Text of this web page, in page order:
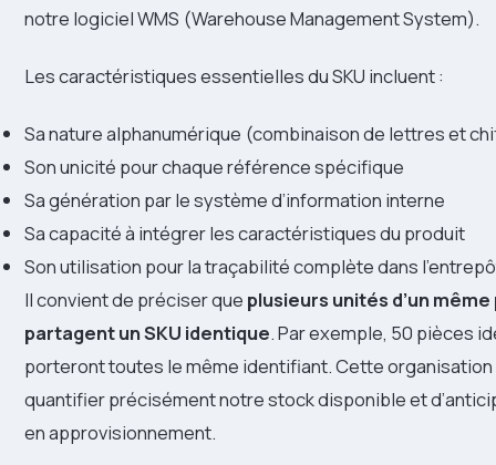
notre logiciel WMS (Warehouse Management System).
Les caractéristiques essentielles du SKU incluent :
Sa nature alphanumérique (combinaison de lettres et
Son unicité pour chaque référence spécifique
Sa génération par le système d’information interne
Sa capacité à intégrer les caractéristiques du produit
Son utilisation pour la traçabilité complète dans
Il convient de préciser que plusieurs unités d’un
partagent un SKU identique. Par exemple, 50 pièces
porteront toutes le même identifiant. Cette
quantifier précisément notre stock disponible et
en approvisionnement.